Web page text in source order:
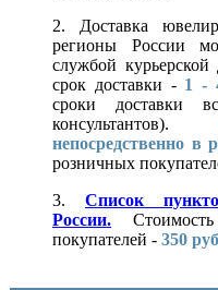
2. Доставка
регионы России
службой
срок доставки - 1 -
сроки доставки
консультантов).
непосредственно в
розничных
3. Список
России.
покупателей - 350